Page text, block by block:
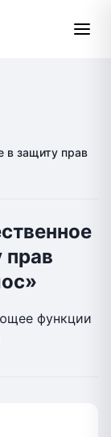
в защиту прав
функции